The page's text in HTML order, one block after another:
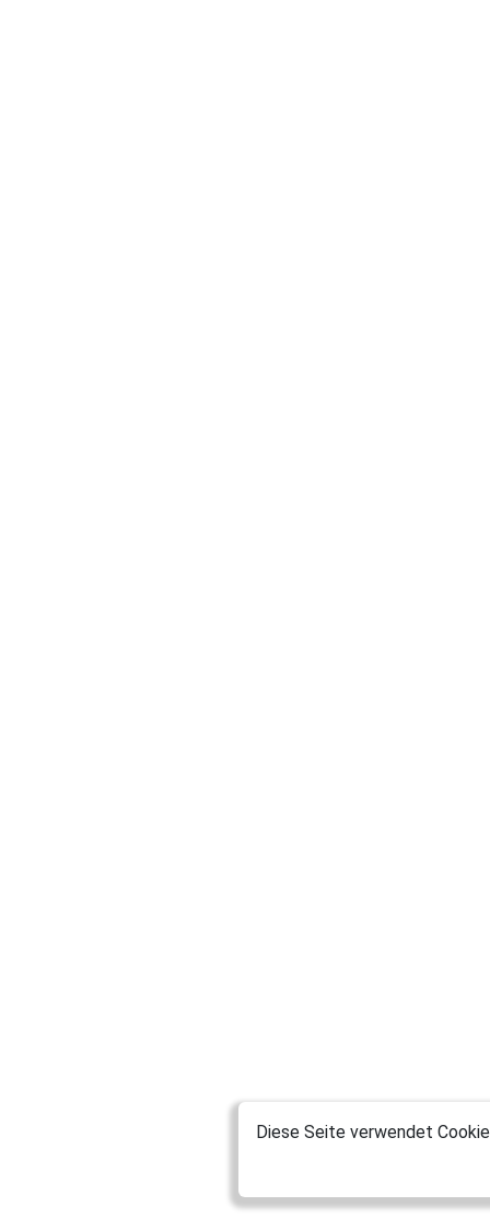
Diese Seite verwendet